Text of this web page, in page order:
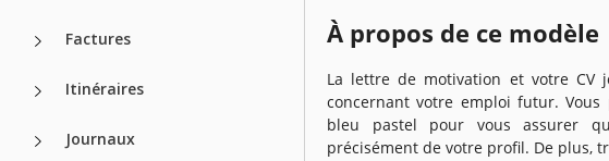
Factures
Itinéraires
Journaux
À propos de ce modèle
La lettre de motivation et votre CV
concernant votre emploi futur.
bleu pastel pour vous assurer
précisément de votre profil. De plus,